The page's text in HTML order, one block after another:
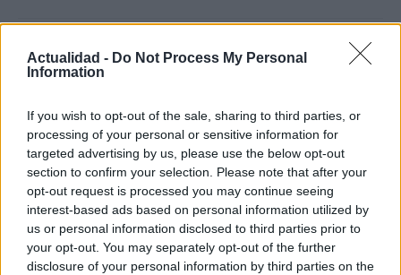
Actualidad - Do Not Process My Personal
Information
If you wish to opt-out of the sale, sharing to third parties, or
processing of your personal or sensitive information for
targeted advertising by us, please use the below opt-out
section to confirm your selection. Please note that after your
opt-out request is processed you may continue seeing
interest-based ads based on personal information utilized by
us or personal information disclosed to third parties prior to
your opt-out. You may separately opt-out of the further
disclosure of your personal information by third parties on the
El PIB de España crece un 0.7% en el